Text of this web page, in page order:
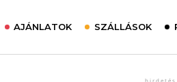
AJÁNLATOK SZÁLLÁSOK